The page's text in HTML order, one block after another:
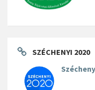
SZÉCHENYI 2020